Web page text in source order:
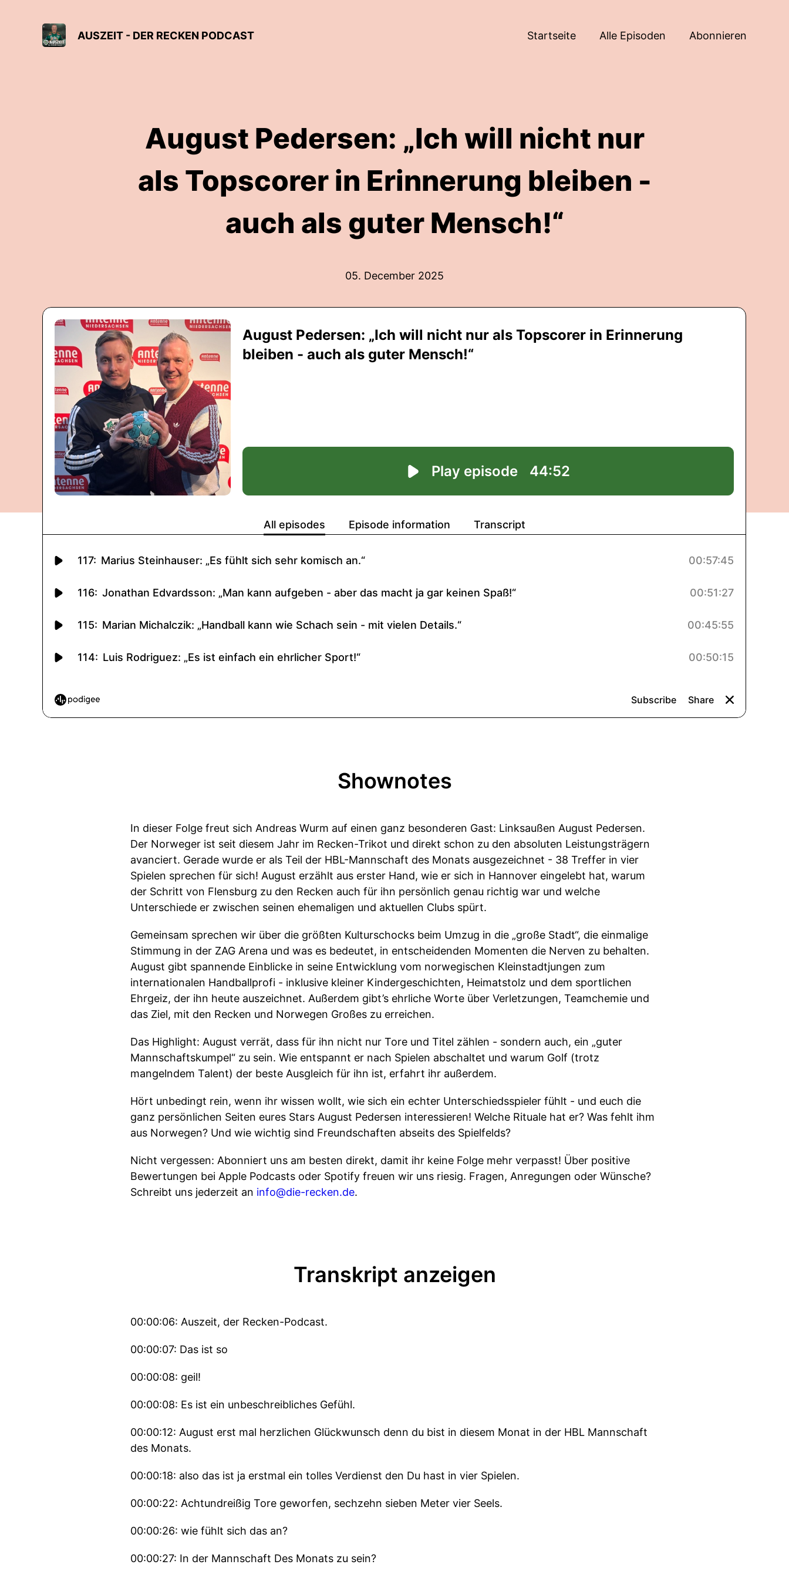
AUSZEIT - DER RECKEN PODCAST Startseite Alle Episoden Abonnieren
August Pedersen: „Ich will nicht nur
als Topscorer in Erinnerung bleiben -
auch als guter Mensch!“
05. December 2025
Shownotes
In dieser Folge freut sich Andreas Wurm auf einen ganz besonderen Gast: Linksaußen August Pedersen.
Der Norweger ist seit diesem Jahr im Recken-Trikot und direkt schon zu den absoluten Leistungsträgern
avanciert. Gerade wurde er als Teil der HBL-Mannschaft des Monats ausgezeichnet - 38 Treffer in vier
Spielen sprechen für sich! August erzählt aus erster Hand, wie er sich in Hannover eingelebt hat, warum
der Schritt von Flensburg zu den Recken auch für ihn persönlich genau richtig war und welche
Unterschiede er zwischen seinen ehemaligen und aktuellen Clubs spürt.
Gemeinsam sprechen wir über die größten Kulturschocks beim Umzug in die „große Stadt“, die einmalige
Stimmung in der ZAG Arena und was es bedeutet, in entscheidenden Momenten die Nerven zu behalten.
August gibt spannende Einblicke in seine Entwicklung vom norwegischen Kleinstadtjungen zum
internationalen Handballprofi - inklusive kleiner Kindergeschichten, Heimatstolz und dem sportlichen
Ehrgeiz, der ihn heute auszeichnet. Außerdem gibt’s ehrliche Worte über Verletzungen, Teamchemie und
das Ziel, mit den Recken und Norwegen Großes zu erreichen.
Das Highlight: August verrät, dass für ihn nicht nur Tore und Titel zählen - sondern auch, ein „guter
Mannschaftskumpel“ zu sein. Wie entspannt er nach Spielen abschaltet und warum Golf (trotz
mangelndem Talent) der beste Ausgleich für ihn ist, erfahrt ihr außerdem.
Hört unbedingt rein, wenn ihr wissen wollt, wie sich ein echter Unterschiedsspieler fühlt - und euch die
ganz persönlichen Seiten eures Stars August Pedersen interessieren! Welche Rituale hat er? Was fehlt ihm
aus Norwegen? Und wie wichtig sind Freundschaften abseits des Spielfelds?
Nicht vergessen: Abonniert uns am besten direkt, damit ihr keine Folge mehr verpasst! Über positive
Bewertungen bei Apple Podcasts oder Spotify freuen wir uns riesig. Fragen, Anregungen oder Wünsche?
Schreibt uns jederzeit an info@die-recken.de.
Transkript anzeigen
00:00:06: Auszeit, der Recken-Podcast.
00:00:07: Das ist so
00:00:08: geil!
00:00:08: Es ist ein unbeschreibliches Gefühl.
00:00:12: August erst mal herzlichen Glückwunsch denn du bist in diesem Monat in der HBL Mannschaft
des Monats.
00:00:18: also das ist ja erstmal ein tolles Verdienst den Du hast in vier Spielen.
00:00:22: Achtundreißig Tore geworfen, sechzehn sieben Meter vier Seels.
00:00:26: wie fühlt sich das an?
00:00:27: In der Mannschaft Des Monats zu sein?